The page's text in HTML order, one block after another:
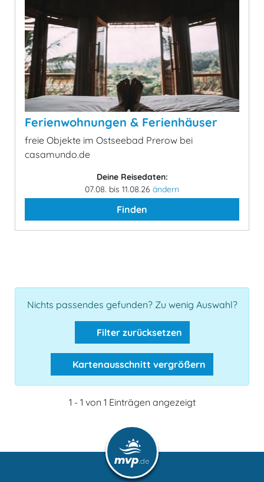
Ferienwohnungen & Ferienhäuser
freie Objekte im Ostseebad Prerow bei
casamundo.de
Deine Reisedaten:
07.08. bis 11.08.26 ändern
Finden
Nichts passendes gefunden? Zu wenig Auswahl?
Filter zurücksetzen
Kartenausschnitt vergrößern
1 - 1 von 1 Einträgen angezeigt